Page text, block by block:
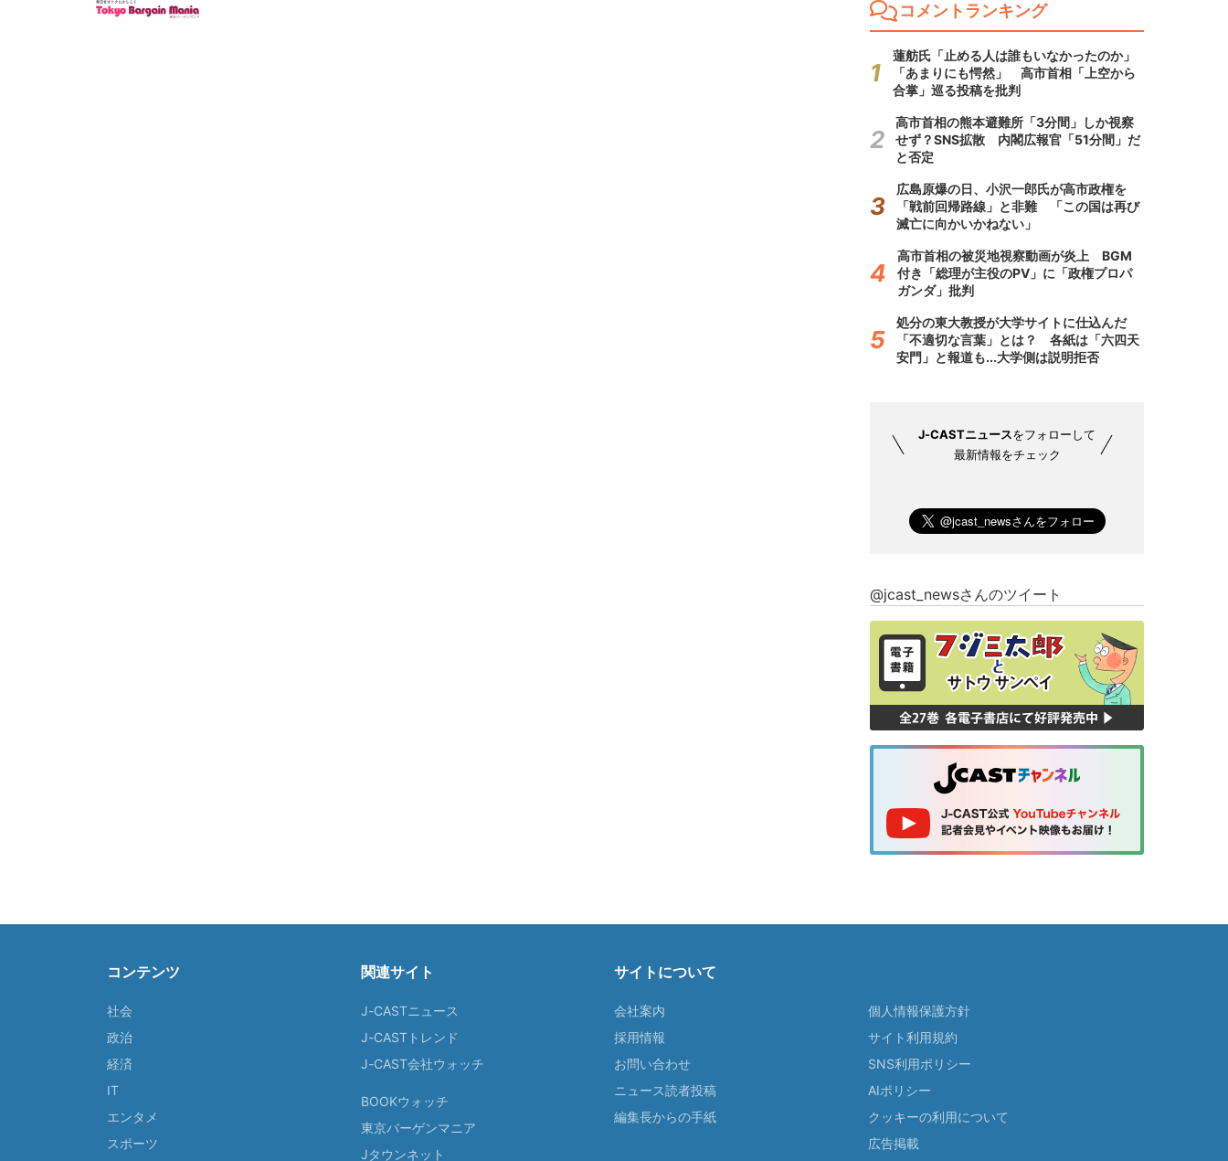
コメントランキング
蓮舫氏「止める人は誰もいなかったのか」
「あまりにも愕然」 高市首相「上空から
合掌」巡る投稿を批判
高市首相の熊本避難所「3分間」しか視察
せず？SNS拡散 内閣広報官「51分間」だ
と否定
広島原爆の日、小沢一郎氏が高市政権を
「戦前回帰路線」と非難 「この国は再び
滅亡に向かいかねない」
高市首相の被災地視察動画が炎上 BGM
付き「総理が主役のPV」に「政権プロパ
ガンダ」批判
処分の東大教授が大学サイトに仕込んだ
「不適切な言葉」とは？ 各紙は「六四天
安門」と報道も...大学側は説明拒否
J-CASTニュースをフォローして
最新情報をチェック
@jcast_newsさんのツイート
コンテンツ
社会
政治
経済
IT
エンタメ
スポーツ
関連サイト
J-CASTニュース
J-CASTトレンド
J-CAST会社ウォッチ
BOOKウォッチ
東京バーゲンマニア
Jタウンネット
サイトについて
会社案内
採用情報
お問い合わせ
ニュース読者投稿
編集長からの手紙
個人情報保護方針
サイト利用規約
SNS利用ポリシー
AIポリシー
クッキーの利用について
広告掲載